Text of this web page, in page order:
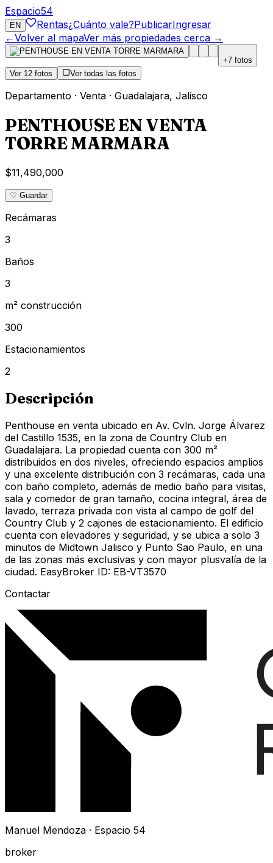
Espacio54
EN Rentas¿Cuánto vale?PublicarIngresar
←Volver al mapaVer más propiedades cerca →
+7 fotos
Ver 12 fotos Ver todas las fotos
Departamento · Venta · Guadalajara, Jalisco
PENTHOUSE EN VENTA
TORRE MARMARA
$11,490,000
♡ Guardar
Recámaras
3
Baños
3
m² construcción
300
Estacionamientos
2
Descripción
Penthouse en venta ubicado en Av. Cvln. Jorge Álvarez
del Castillo 1535, en la zona de Country Club en
Guadalajara. La propiedad cuenta con 300 m²
distribuidos en dos niveles, ofreciendo espacios amplios
y una excelente distribución con 3 recámaras, cada una
con baño completo, además de medio baño para visitas,
sala y comedor de gran tamaño, cocina integral, área de
lavado, terraza privada con vista al campo de golf del
Country Club y 2 cajones de estacionamiento. El edificio
cuenta con elevadores y seguridad, y se ubica a solo 3
minutos de Midtown Jalisco y Punto Sao Paulo, en una
de las zonas más exclusivas y con mayor plusvalía de la
ciudad. EasyBroker ID: EB-VT3570
Contactar
Manuel Mendoza · Espacio 54
broker